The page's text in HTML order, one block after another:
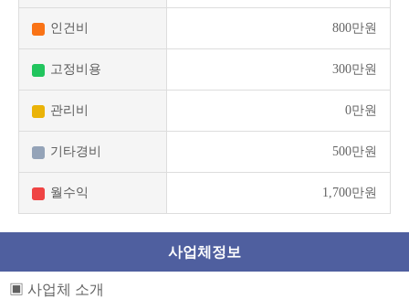
인건비 800만원
고정비용 300만원
관리비 0만원
기타경비 500만원
월수익 1,700만원
사업체정보
▣ 사업체 소개